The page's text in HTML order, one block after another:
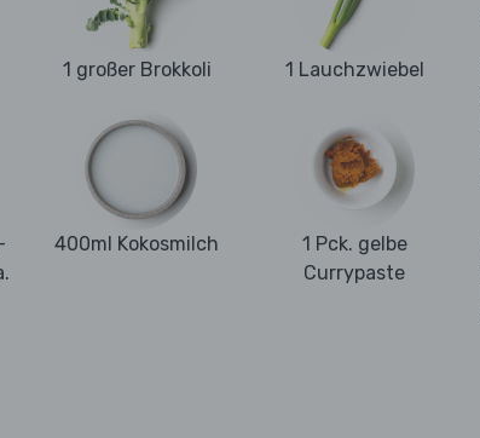
1 großer Brokkoli 1 Lauchzwiebel
400ml Kokosmilch
1 Pck. gelbe
Currypaste